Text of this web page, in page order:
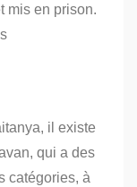
mis en prison.
il existe
qui a des
catégories, à